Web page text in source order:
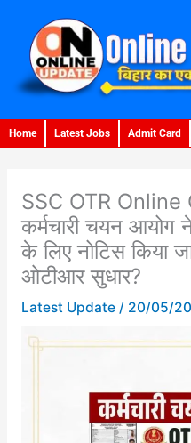
content
Home Latest Jobs Admit Card
SSC OTR
कर्मचारी चयन
के लिए नोटिस किया
ओटीआर सुधार?
Latest Update/ 20/05/